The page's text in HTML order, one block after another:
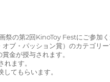
の第2回KinoToy Festにご参加く
ブ・パッション賞）のカテゴリー
金が授与されます。
ます。
てもらいます。